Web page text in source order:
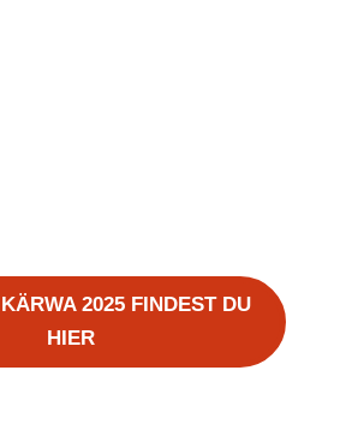
2025 FINDEST DU
HIER